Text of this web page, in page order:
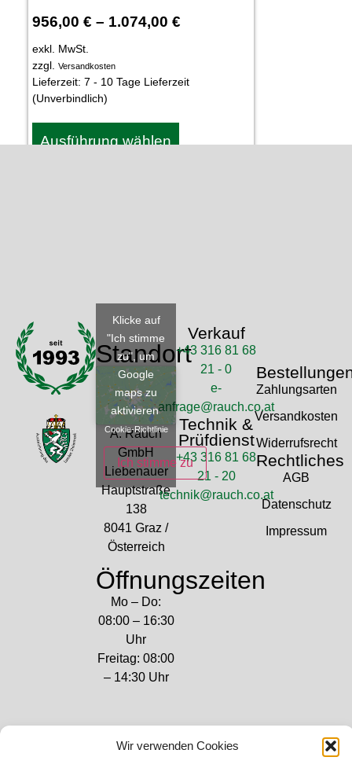
Wir verwenden Cookies
956,00 € – 1.074,00 €
exkl. MwSt.
zzgl.
Versandkosten
Lieferzeit: 7 - 10 Tage Lieferzeit
(Unverbindlich)
Ausführung wählen
Standort
Klicke auf
"Ich stimme
zu", um
Google
maps zu
aktivieren
Cookie-Richtlinie
Ich stimme zu
A. Rauch
GmbH
Liebenauer
Hauptstraße
138
8041 Graz /
Österreich
Öffnungszeiten
Mo – Do:
08:00 – 16:30
Uhr
Freitag: 08:00
– 14:30 Uhr
Verkauf
+43 316 81 68
21 - 0
e-
anfrage@rauch.co.at
Technik &
Prüfdienst
+43 316 81 68
21 - 20
technik@rauch.co.at
Zahlungsarten
Versandkosten
Widerrufsrecht
Rechtliches
AGB
Datenschutz
Impressum